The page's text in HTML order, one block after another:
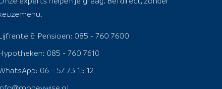
& Pensioen: 085 - 760 7600
085 - 760 7610
06 - 57 73 15 12